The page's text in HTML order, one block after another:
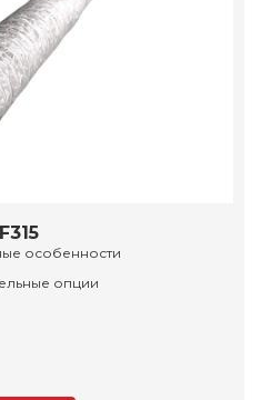
особенности
опции